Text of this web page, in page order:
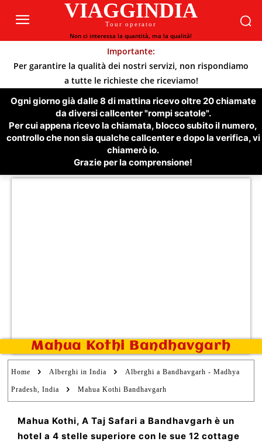
VIAGGINDIA
Tour operator
Non ci interessa la quantità, ma la qualità!
Importante:
Per garantire la qualità dei nostri servizi, non rispondiamo
a tutte le richieste che riceviamo!
Ogni giorno già dalle 8 di mattina ricevo oltre 20 chiamate
da diversi callcenter "rompi scatole".
Per cui appena ricevo la chiamata, blocco subito il numero,
controllo che non sia qualche callcenter e dopo la verifica, vi
chiamerò io.
Grazie per la comprensione!
Mahua Kothi Bandhavgarh
Home Alberghi in India Alberghi a Bandhavgarh - Madhya
Pradesh, India Mahua Kothi Bandhavgarh
Mahua Kothi, A Taj Safari a Bandhavgarh è un
hotel a 4 stelle superiore con le sue 12 cottage